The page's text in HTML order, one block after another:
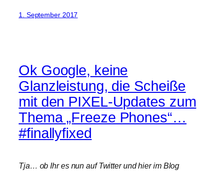
1. September 2017
Ok Google, keine
Glanzleistung, die Scheiße
mit den PIXEL-Updates zum
Thema „Freeze Phones“…
#finallyfixed
Tja… ob Ihr es nun auf Twitter und hier im Blog